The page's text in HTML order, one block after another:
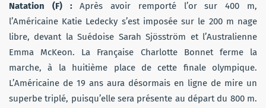
Natation (F) : Après avoir remporté l’or sur 400 m,
l’Américaine Katie Ledecky s’est imposée sur le 200 m nage
libre, devant la Suédoise Sarah Sjösström et l’Australienne
Emma McKeon. La Française Charlotte Bonnet ferme la
marche, à la huitième place de cette finale olympique.
L’Américaine de 19 ans aura désormais en ligne de mire un
superbe triplé, puisqu’elle sera présente au départ du 800 m.